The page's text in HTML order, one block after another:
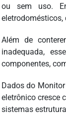
ou sem uso.
eletrodomésticos,
Além de
inadequada,
componentes,
Dados do
eletrônico cresce
sistemas